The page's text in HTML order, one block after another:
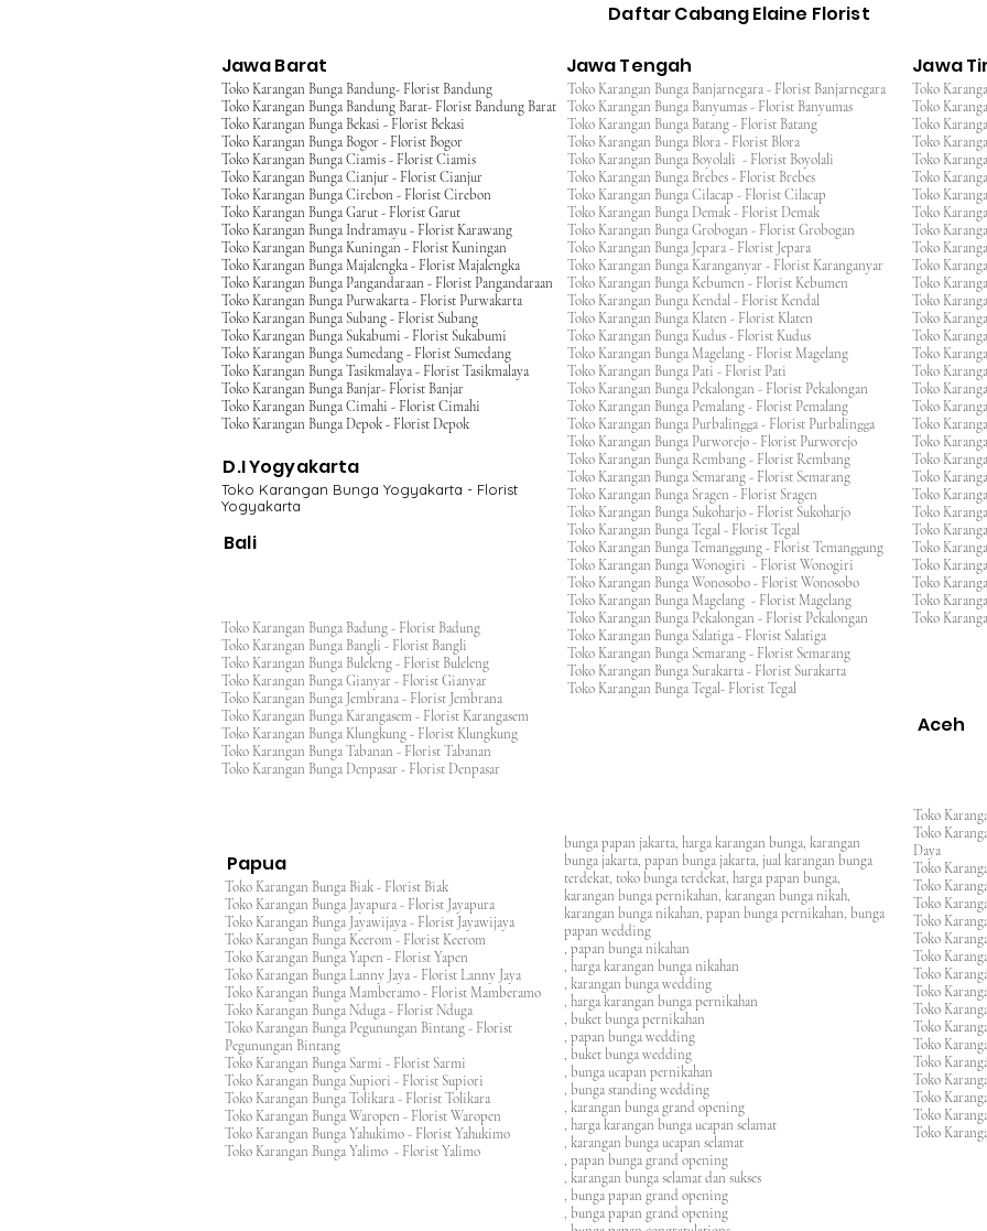
Daftar Cabang Elaine Florist
Jawa Barat Jawa Tengah Jawa
Toko Karangan Bunga Bandung- Florist Bandung
Toko Karangan Bunga Bandung Barat- Florist Bandung Barat
Toko Karangan Bunga Bekasi - Florist Bekasi
Toko Karangan Bunga Bogor - Florist Bogor
Toko Karangan Bunga Ciamis - Florist Ciamis
Toko Karangan Bunga Cianjur - Florist Cianjur
Toko Karangan Bunga Cirebon - Florist Cirebon
Toko Karangan Bunga Garut - Florist Garut
Toko Karangan Bunga Indramayu - Florist Karawang
Toko Karangan Bunga Kuningan - Florist Kuningan
Toko Karangan Bunga Majalengka - Florist Majalengka
Toko Karangan Bunga Pangandaraan - Florist Pangandaraan
Toko Karangan Bunga Purwakarta - Florist Purwakarta
Toko Karangan Bunga Subang - Florist Subang
Toko Karangan Bunga Sukabumi - Florist Sukabumi
Toko Karangan Bunga Sumedang - Florist Sumedang
Toko Karangan Bunga Tasikmalaya - Florist Tasikmalaya
Toko Karangan Bunga Banjar- Florist Banjar
Toko Karangan Bunga Cimahi - Florist Cimahi
Toko Karangan Bunga Depok - Florist Depok
D.I Yogyakarta
Toko Karangan Bunga Yogyakarta - Florist
Yogyakarta
Bali
Toko Karangan Bunga Badung - Florist Badung
Toko Karangan Bunga Bangli - Florist Bangli
Toko Karangan Bunga Buleleng - Florist Buleleng
Toko Karangan Bunga Gianyar - Florist Gianyar
Toko Karangan Bunga Jembrana - Florist Jembrana
Toko Karangan Bunga Karangasem - Florist Karangasem
Toko Karangan Bunga Klungkung - Florist Klungkung
Toko Karangan Bunga Tabanan - Florist Tabanan
Toko Karangan Bunga Denpasar - Florist Denpasar
Toko Karangan Bunga Banjarnegara - Florist Banjarnegara
Toko Karangan Bunga Banyumas - Florist Banyumas
Toko Karangan Bunga Batang - Florist Batang
Toko Karangan Bunga Blora - Florist Blora
Toko Karangan Bunga Boyolali - Florist Boyolali
Toko Karangan Bunga Brebes - Florist Brebes
Toko Karangan Bunga Cilacap - Florist Cilacap
Toko Karangan Bunga Demak - Florist Demak
Toko Karangan Bunga Grobogan - Florist Grobogan
Toko Karangan Bunga Jepara - Florist Jepara
Toko Karangan Bunga Karanganyar - Florist Karanganyar
Toko Karangan Bunga Kebumen - Florist Kebumen
Toko Karangan Bunga Kendal - Florist Kendal
Toko Karangan Bunga Klaten - Florist Klaten
Toko Karangan Bunga Kudus - Florist Kudus
Toko Karangan Bunga Magelang - Florist Magelang
Toko Karangan Bunga Pati - Florist Pati
Toko Karangan Bunga Pekalongan - Florist Pekalongan
Toko Karangan Bunga Pemalang - Florist Pemalang
Toko Karangan Bunga Purbalingga - Florist Purbalingga
Toko Karangan Bunga Purworejo - Florist Purworejo
Toko Karangan Bunga Rembang - Florist Rembang
Toko Karangan Bunga Semarang - Florist Semarang
Toko Karangan Bunga Sragen - Florist Sragen
Toko Karangan Bunga Sukoharjo - Florist Sukoharjo
Toko Karangan Bunga Tegal - Florist Tegal
Toko Karangan Bunga Temanggung - Florist Temanggung
Toko Karangan Bunga Wonogiri - Florist Wonogiri
Toko Karangan Bunga Wonosobo - Florist Wonosobo
Toko Karangan Bunga Magelang - Florist Magelang
Toko Karangan Bunga Pekalongan - Florist Pekalongan
Toko Karangan Bunga Salatiga - Florist Salatiga
Toko Karangan Bunga Semarang - Florist Semarang
Toko Karangan Bunga Surakarta - Florist Surakarta
Toko Karangan Bunga Tegal- Florist Tegal
Toko
Toko
Toko
Toko
Toko
Toko
Toko
Toko
Toko
Toko
Toko
Toko
Toko
Toko
Toko
Toko
Toko
Toko
Toko
Toko
Toko
Toko
Toko
Toko
Toko
Toko
Toko
Toko
Toko
Toko
Toko
Aceh
Papua
Toko Karangan Bunga Biak - Florist Biak
Toko Karangan Bunga Jayapura - Florist Jayapura
Toko Karangan Bunga Jayawijaya - Florist Jayawijaya
Toko Karangan Bunga Keerom - Florist Keerom
Toko Karangan Bunga Yapen - Florist Yapen
Toko Karangan Bunga Lanny Jaya - Florist Lanny Jaya
Toko Karangan Bunga Mamberamo - Florist Mamberamo
Toko Karangan Bunga Nduga - Florist Nduga
Toko Karangan Bunga Pegunungan Bintang - Florist
Pegunungan Bintang
Toko Karangan Bunga Sarmi - Florist Sarmi
Toko Karangan Bunga Supiori - Florist Supiori
Toko Karangan Bunga Tolikara - Florist Tolikara
Toko Karangan Bunga Waropen - Florist Waropen
Toko Karangan Bunga Yahukimo - Florist Yahukimo
Toko Karangan Bunga Yalimo - Florist Yalimo
bunga papan jakarta, harga karangan bunga, karangan
bunga jakarta, papan bunga jakarta, jual karangan bunga
terdekat, toko bunga terdekat, harga papan bunga,
karangan bunga pernikahan, karangan bunga nikah,
karangan bunga nikahan, papan bunga pernikahan, bunga
papan wedding
, papan bunga nikahan
, harga karangan bunga nikahan
, karangan bunga wedding
, harga karangan bunga pernikahan
, buket bunga pernikahan
, papan bunga wedding
, buket bunga wedding
, bunga ucapan pernikahan
, bunga standing wedding
, karangan bunga grand opening
, harga karangan bunga ucapan selamat
, karangan bunga ucapan selamat
, papan bunga grand opening
, karangan bunga selamat dan sukses
, bunga papan grand opening
, bunga papan grand opening
Toko
Toko
Daya
Toko
Toko
Toko
Toko
Toko
Toko
Toko
Toko
Toko
Toko
Toko
Toko
Toko
Toko
Toko
Toko